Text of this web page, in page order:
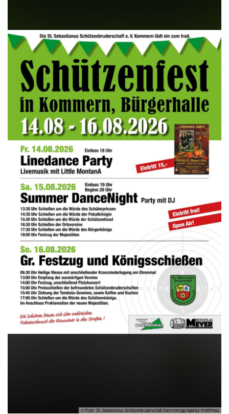
© Flyer: St.-Sebastianus-Schützenbruderschaft Kommern/pp/Agentur ProfiPress